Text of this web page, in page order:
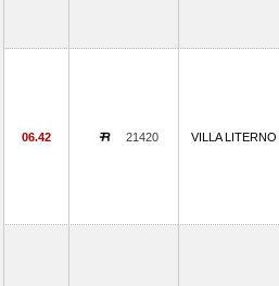
06.42 21420 VILLA LITERNO